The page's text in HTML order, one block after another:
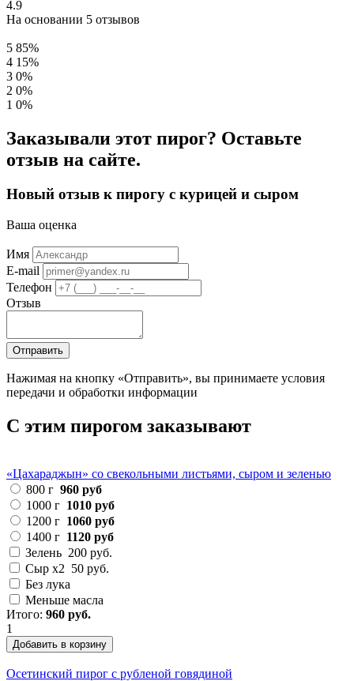
4.9
На основании 5 отзывов
5 85%
4 15%
3 0%
2 0%
1 0%
Заказывали этот пирог? Оставьте
отзыв на сайте.
Новый отзыв к пирогу с курицей и сыром
Ваша оценка
Имя
E-mail
Телефон
Отзыв
Отправить
Нажимая на кнопку «Отправить», вы принимаете условия
передачи и обработки информации
С этим пирогом заказывают
«Цахараджын» со свекольными листьями, сыром и зеленью
800 г 960 руб
1000 г 1010 руб
1200 г 1060 руб
1400 г 1120 руб
Зелень 200 руб.
Сыр х2 50 руб.
Без лука
Меньше масла
Итого: 960 руб.
1
Добавить в корзину
Осетинский пирог с рубленой говядиной